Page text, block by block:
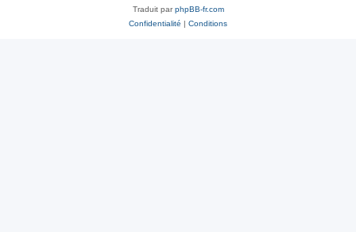
Traduit parphpBB-fr.com
Confidentialité | Conditions